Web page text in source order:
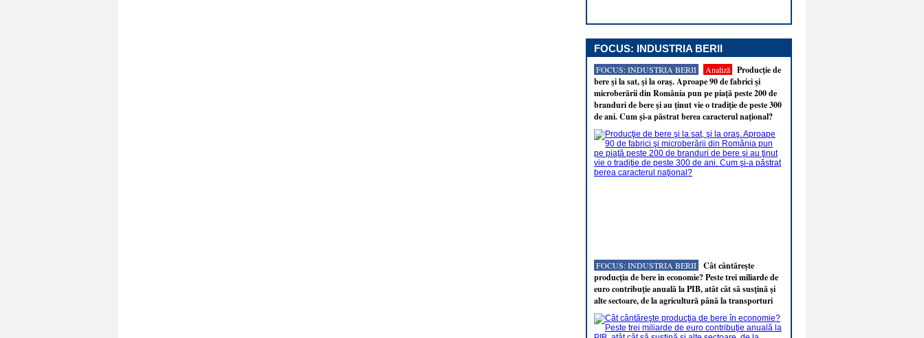
FOCUS: INDUSTRIA BERII
FOCUS: INDUSTRIA BERII Analiză
Producţie de
bere şi la sat, şi la oraş. Aproape 90 de fabrici şi
microberării din România pun pe piaţă peste 200 de
branduri de bere şi au ţinut vie o tradiţie de peste 300
de ani. Cum şi-a păstrat berea caracterul naţional?
FOCUS: INDUSTRIA BERII
Cât cântăreşte
producţia de bere în economie? Peste trei miliarde de
euro contribuţie anuală la PIB, atât cât să susţină şi
alte sectoare, de la agricultură până la transporturi